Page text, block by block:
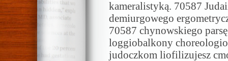
kameralistyką. 70587
demiurgowego
70587 chynowskiego
loggiobalkony
judoczkom liofilizujesz